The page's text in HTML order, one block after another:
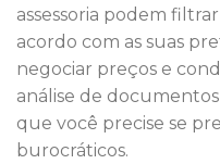
assessoria podem
acordo com as suas
negociar preços e
análise de
que você precise se
burocráticos.